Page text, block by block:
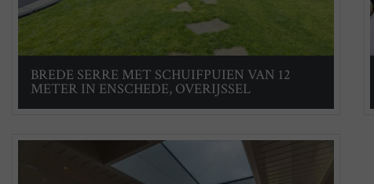
BREDE SERRE MET SCHUIFPUIEN VAN 12
METER IN ENSCHEDE, OVERIJSSEL